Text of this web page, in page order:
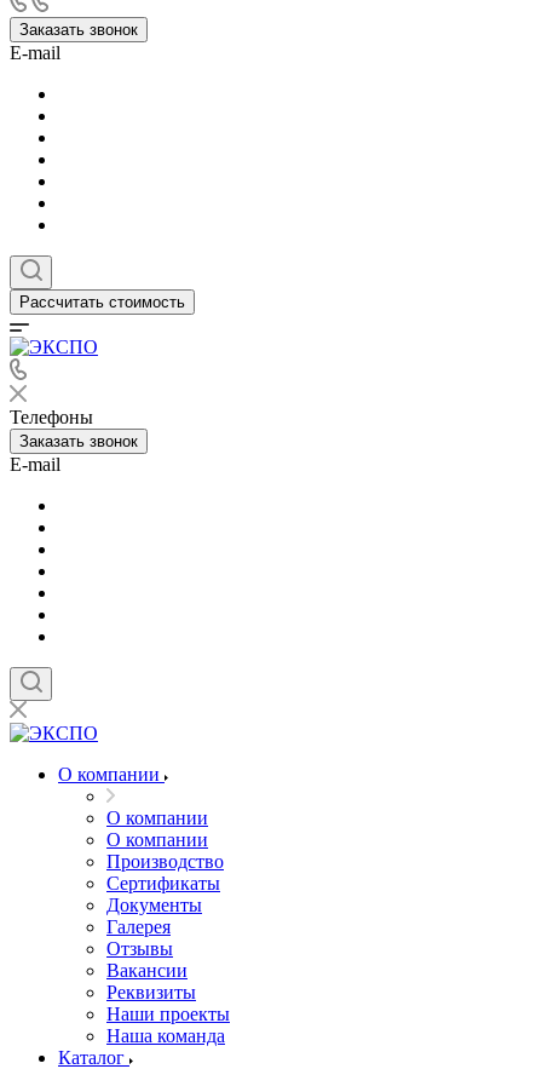
Заказать звонок
E-mail
Рассчитать стоимость
Телефоны
Заказать звонок
E-mail
О компании
О компании
О компании
Производство
Сертификаты
Документы
Галерея
Отзывы
Вакансии
Реквизиты
Наши проекты
Наша команда
Каталог